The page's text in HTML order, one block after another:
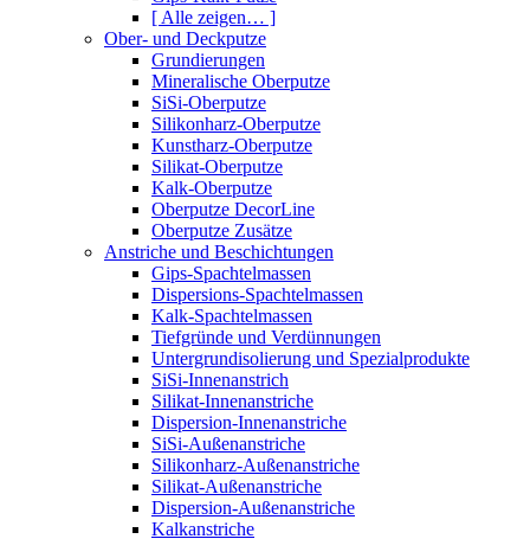
[ Alle zeigen… ]
Ober- und Deckputze
Grundierungen
Mineralische Oberputze
SiSi-Oberputze
Silikonharz-Oberputze
Kunstharz-Oberputze
Silikat-Oberputze
Kalk-Oberputze
Oberputze DecorLine
Oberputze Zusätze
Anstriche und Beschichtungen
Gips-Spachtelmassen
Dispersions-Spachtelmassen
Kalk-Spachtelmassen
Tiefgründe und Verdünnungen
Untergrundisolierung und Spezialprodukte
SiSi-Innenanstrich
Silikat-Innenanstriche
Dispersion-Innenanstriche
SiSi-Außenanstriche
Silikonharz-Außenanstriche
Silikat-Außenanstriche
Dispersion-Außenanstriche
Kalkanstriche